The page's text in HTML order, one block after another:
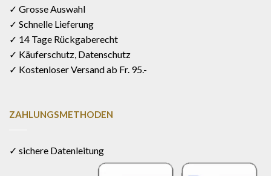
✓ Grosse Auswahl
✓ Schnelle Lieferung
✓ 14 Tage Rückgaberecht
✓ Käuferschutz, Datenschutz
✓ Kostenloser Versand ab Fr. 95.-
ZAHLUNGSMETHODEN
✓ sichere Datenleitung